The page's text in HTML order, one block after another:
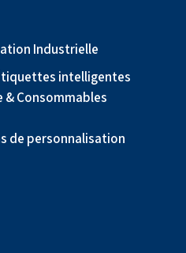
Industrielle
intelligentes
Consommables
de personnalisation